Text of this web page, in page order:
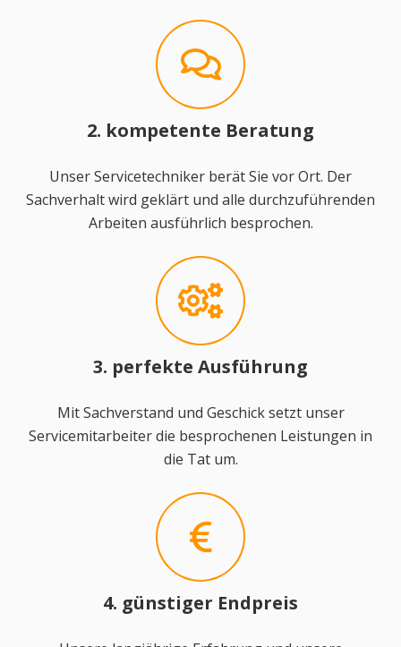
2. kompetente Beratung
Unser Servicetechniker berät Sie vor Ort. Der
Sachverhalt wird geklärt und alle durchzuführenden
Arbeiten ausführlich besprochen.
3. perfekte Ausführung
Mit Sachverstand und Geschick setzt unser
Servicemitarbeiter die besprochenen Leistungen in
die Tat um.
4. günstiger Endpreis